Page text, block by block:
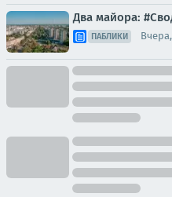
Два майора:
ПАБЛИКИ